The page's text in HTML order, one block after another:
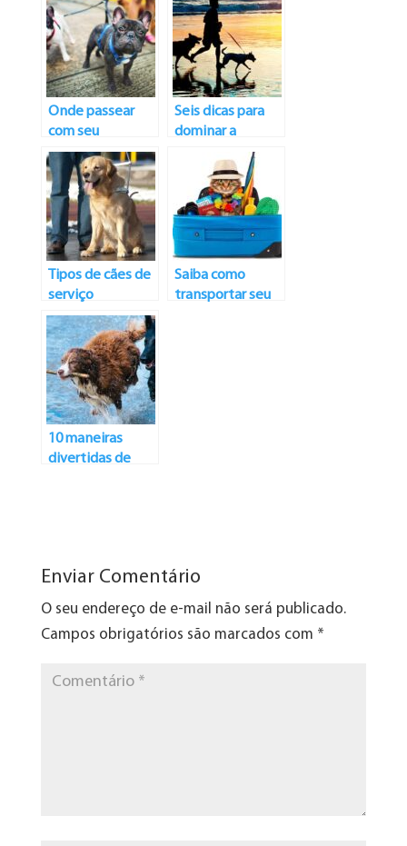
Onde passear
com seu
cachorro?
Seis dicas para
dominar a
caminhada do
Tipos de cães de
serviço
Saiba como
transportar seu
10 maneiras
divertidas de
Enviar Comentário
O seu endereço de e-mail não será publicado.
Campos obrigatórios são marcados com *